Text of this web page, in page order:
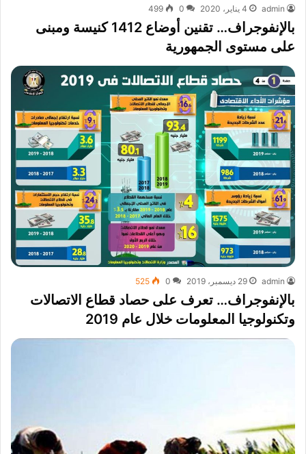
admin 4 يناير، 2020 0
499
بالإنفوجراف… تقنين أوضاع 1412 كنيسة ومبنى
على مستوى الجمهورية
admin 29 ديسمبر، 2019 0
525
بالإنفوجراف… تعرف على حصاد قطاع الاتصالات
وتكنولوجيا المعلومات خلال عام 2019